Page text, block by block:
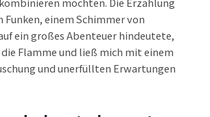
einem Schimmer von
ein großes Abenteuer hindeutete,
Flamme und ließ mich mit einem
und unerfüllten Erwartungen